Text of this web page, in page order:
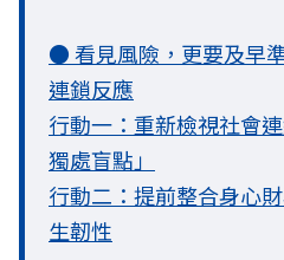
● 看見風險，更要及早
連鎖反應
行動一：重新檢視社會
獨處盲點」
行動二：提前整合身心
生韌性